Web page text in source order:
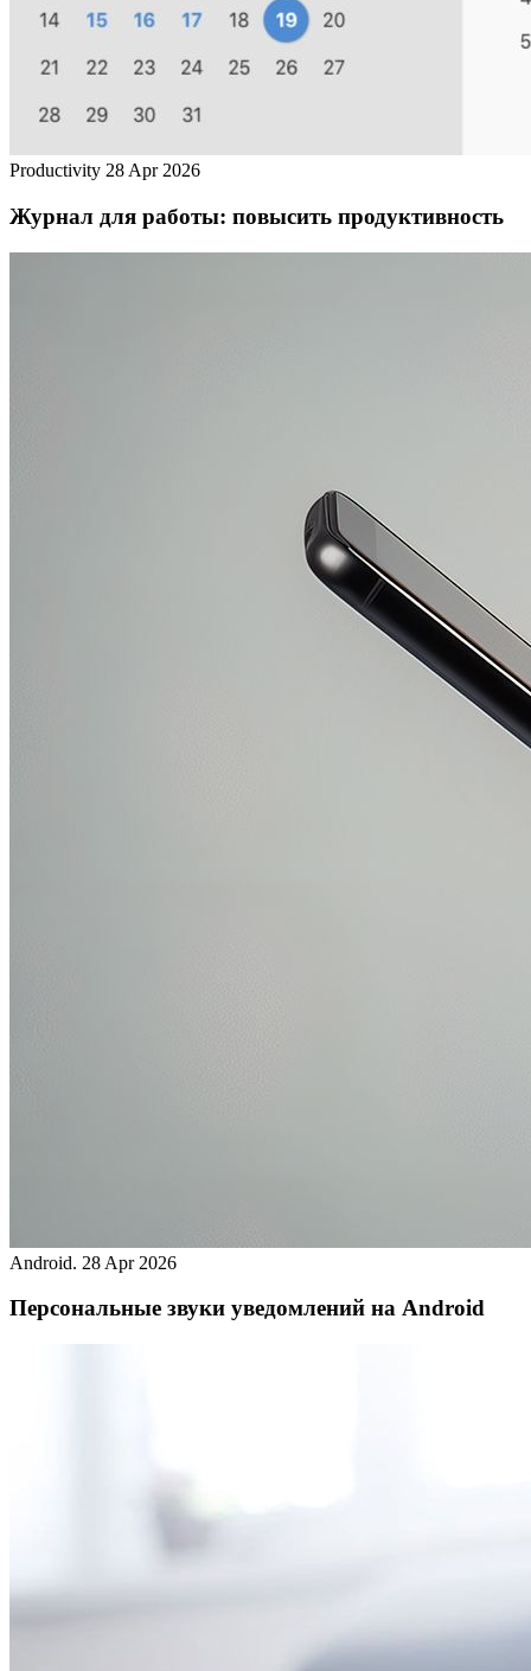
Productivity 28 Apr 2026
Журнал для работы: повысить продуктивность
Android. 28 Apr 2026
Персональные звуки уведомлений на Android